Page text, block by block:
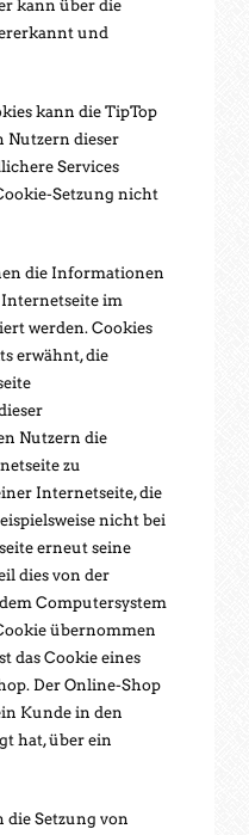
kann über die
und
kann die TipTop
Nutzern dieser
Services
Setzung nicht
die Informationen
im
werden. Cookies
erwähnt, die
Nutzern die
zu
Internetseite, die
nicht bei
erneut seine
dies von der
Computersystem
übernommen
das Cookie eines
Der Online-Shop
Kunde in den
hat, über ein
die Setzung von